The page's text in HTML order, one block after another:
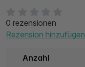
0 rezensionen
Rezension hinzufügen
Anzahl